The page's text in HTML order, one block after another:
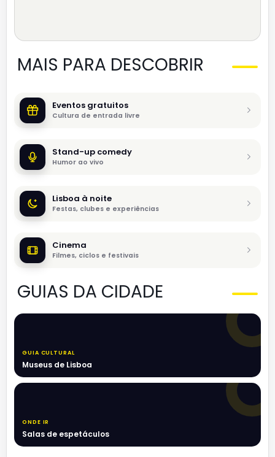
MAIS PARA DESCOBRIR
Eventos gratuitos
Cultura de entrada livre
Stand-up comedy
Humor ao vivo
Lisboa à noite
Festas, clubes e experiências
Cinema
Filmes, ciclos e festivais
GUIAS DA CIDADE
GUIA CULTURAL
Museus de Lisboa
ONDE IR
Salas de espetáculos